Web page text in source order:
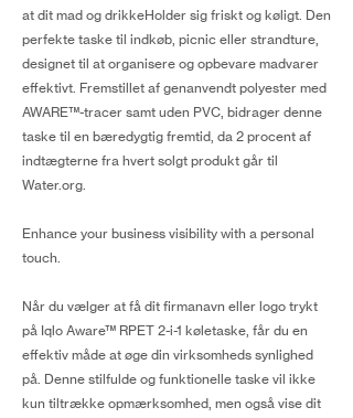
at dit mad og drikkeHolder sig friskt og køligt. Den
perfekte taske til indkøb, picnic eller strandture,
designet til at organisere og opbevare madvarer
effektivt. Fremstillet af genanvendt polyester med
AWARE™-tracer samt uden PVC, bidrager denne
taske til en bæredygtig fremtid, da 2 procent af
indtægterne fra hvert solgt produkt går til
Water.org.
Enhance your business visibility with a personal
touch.
Når du vælger at få dit firmanavn eller logo trykt
på Iqlo Aware™ RPET 2-i-1 køletaske, får du en
effektiv måde at øge din virksomheds synlighed
på. Denne stilfulde og funktionelle taske vil ikke
kun tiltrække opmærksomhed, men også vise dit